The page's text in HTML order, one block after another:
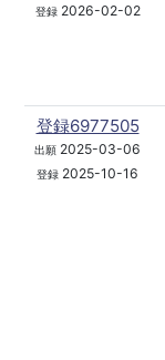
登録2026-02-02
登録6977505
出願 2025-03-06
登録 2025-10-16